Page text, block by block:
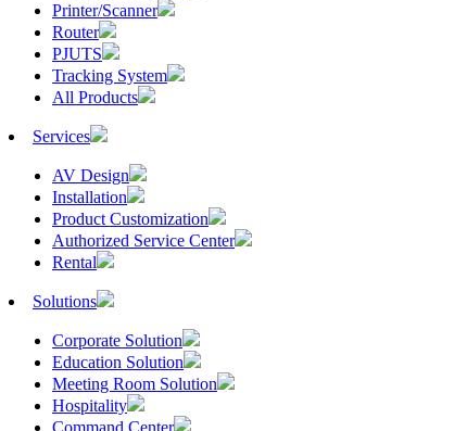
Printer/Scanner
Router
PJUTS
Tracking System
All Products
Services
AV Design
Installation
Product Customization
Authorized Service Center
Rental
Solutions
Corporate Solution
Education Solution
Meeting Room Solution
Hospitality
Command Center